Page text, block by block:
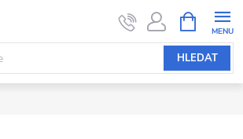
HLEDAT
NÁKUPNÍ
KOŠÍK